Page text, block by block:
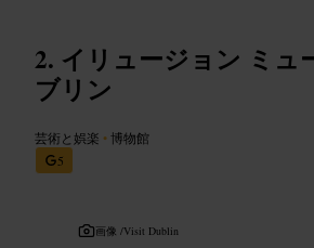
イリュージョン ミュ
ブリン
芸術と娯楽 •博物館
5
画像 /Visit Dublin